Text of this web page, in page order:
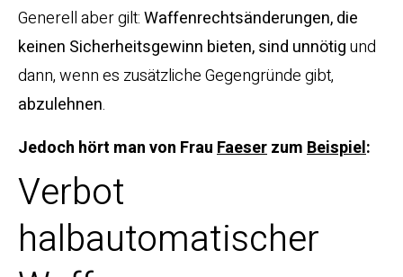
Generell aber gilt:Waffenrechtsänderungen, die
keinen Sicherheitsgewinn bieten, sind unnötigund
dann, wenn es zusätzliche Gegengründe gibt,
abzulehnen.
Jedoch hört man von FrauFaeserzumBeispiel:
Verbot
halbautomatischer